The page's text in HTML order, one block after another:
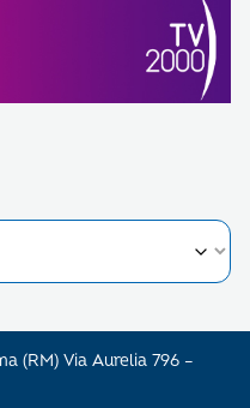
(RM) Via Aurelia 796 –